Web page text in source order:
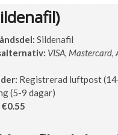
Sildenafil
VISA, Mastercard,
Registrerad luftpost
(5-9 dagar)